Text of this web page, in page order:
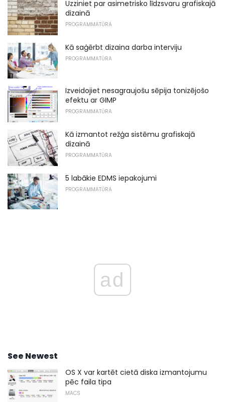
Uzziniet par asimetrisko līdzsvaru grafiskajā
dizainā
PROGRAMMATŪRA
Kā saģērbt dizaina darba interviju
PROGRAMMATŪRA
Izveidojiet nesagraujošu sēpija tonizējošo
efektu ar GIMP
PROGRAMMATŪRA
Kā izmantot režģa sistēmu grafiskajā
dizainā
PROGRAMMATŪRA
5 labākie EDMS iepakojumi
PROGRAMMATŪRA
ad
See Newest
OS X var kartēt cietā diska izmantojumu
pēc faila tipa
MACS